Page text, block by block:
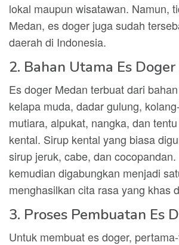
lokal maupun wisatawan. Namun,
Medan, es doger juga sudah
daerah di Indonesia.
2. Bahan Utama Es
Es doger Medan terbuat dari
kelapa muda, dadar gulung,
mutiara, alpukat, nangka, dan
kental. Sirup kental yang biasa
sirup jeruk, cabe, dan
kemudian digabungkan menjadi
menghasilkan cita rasa yang khas
3. Proses Pembuatan Es
Untuk membuat es doger,